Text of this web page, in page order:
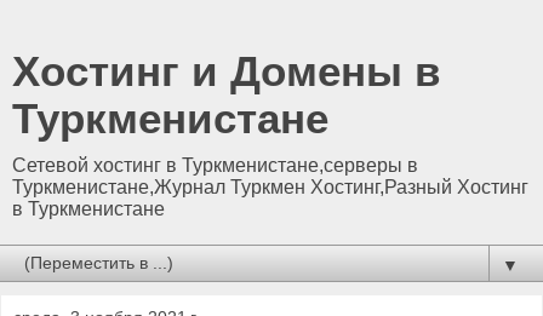
Хостинг и Домены в
Туркменистане
Сетевой хостинг в Туркменистане,серверы в
Туркменистане,Журнал Туркмен Хостинг,Разный Хостинг
в Туркменистане
▼